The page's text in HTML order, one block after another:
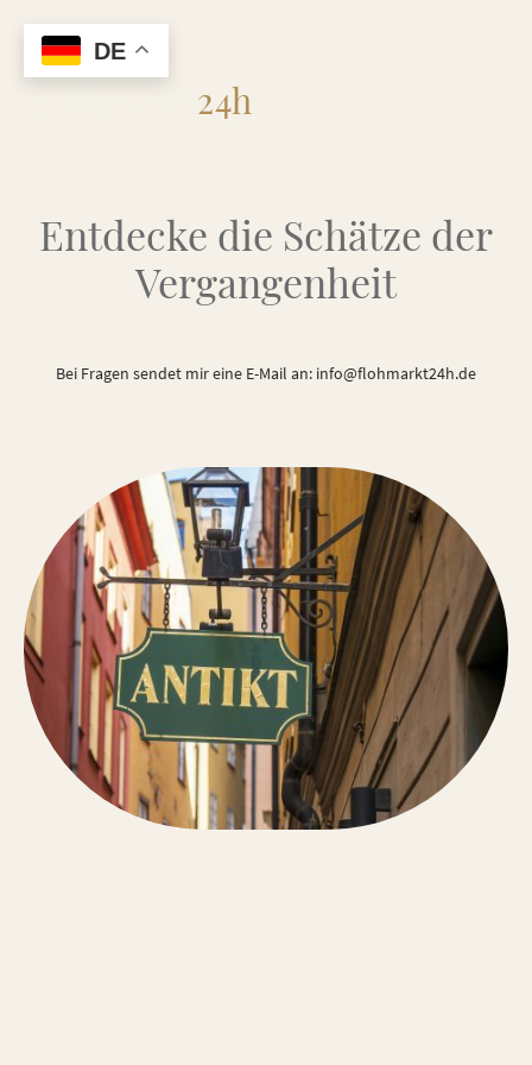
24h
Entdecke die Schätze der
Vergangenheit
Bei Fragen sendet mir eine E-Mail an: info@flohmarkt24h.de
DE